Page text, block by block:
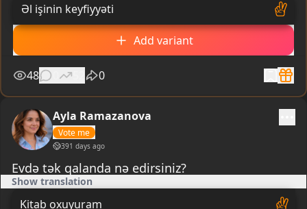
Əl işinin keyfiyyəti
Add variant
48 0
Ayla Ramazanova
Vote me
391 days ago
Evdə tək qalanda nə edirsiniz?
Show translation
Kitab oxuyuram